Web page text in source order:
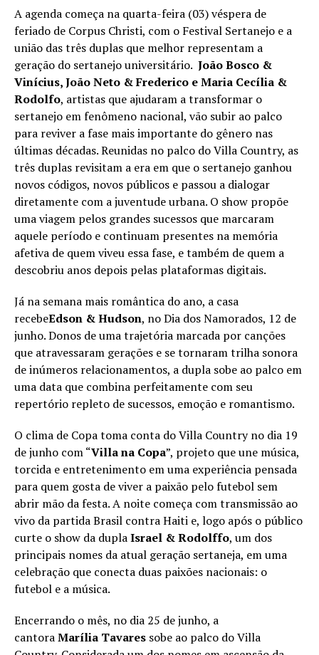
A agenda começa na quarta-feira (03) véspera de
feriado de Corpus Christi, com o Festival Sertanejo e a
união das três duplas que melhor representam a
geração do sertanejo universitário. João Bosco &
Vinícius, João Neto & Frederico e Maria Cecília &
Rodolfo, artistas que ajudaram a transformar o
sertanejo em fenômeno nacional, vão subir ao palco
para reviver a fase mais importante do gênero nas
últimas décadas. Reunidas no palco do Villa Country, as
três duplas revisitam a era em que o sertanejo ganhou
novos códigos, novos públicos e passou a dialogar
diretamente com a juventude urbana. O show propõe
uma viagem pelos grandes sucessos que marcaram
aquele período e continuam presentes na memória
afetiva de quem viveu essa fase, e também de quem a
descobriu anos depois pelas plataformas digitais.
Já na semana mais romântica do ano, a casa
recebeEdson & Hudson, no Dia dos Namorados, 12 de
junho. Donos de uma trajetória marcada por canções
que atravessaram gerações e se tornaram trilha sonora
de inúmeros relacionamentos, a dupla sobe ao palco em
uma data que combina perfeitamente com seu
repertório repleto de sucessos, emoção e romantismo.
O clima de Copa toma conta do Villa Country no dia 19
de junho com “Villa na Copa”, projeto que une música,
torcida e entretenimento em uma experiência pensada
para quem gosta de viver a paixão pelo futebol sem
abrir mão da festa. A noite começa com transmissão ao
vivo da partida Brasil contra Haiti e, logo após o público
curte o show da duplaIsrael & Rodolffo, um dos
principais nomes da atual geração sertaneja, em uma
celebração que conecta duas paixões nacionais: o
futebol e a música.
Encerrando o mês, no dia 25 de junho, a
cantoraMarília Tavares sobe ao palco do Villa